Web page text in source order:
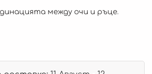
между очи и ръце.